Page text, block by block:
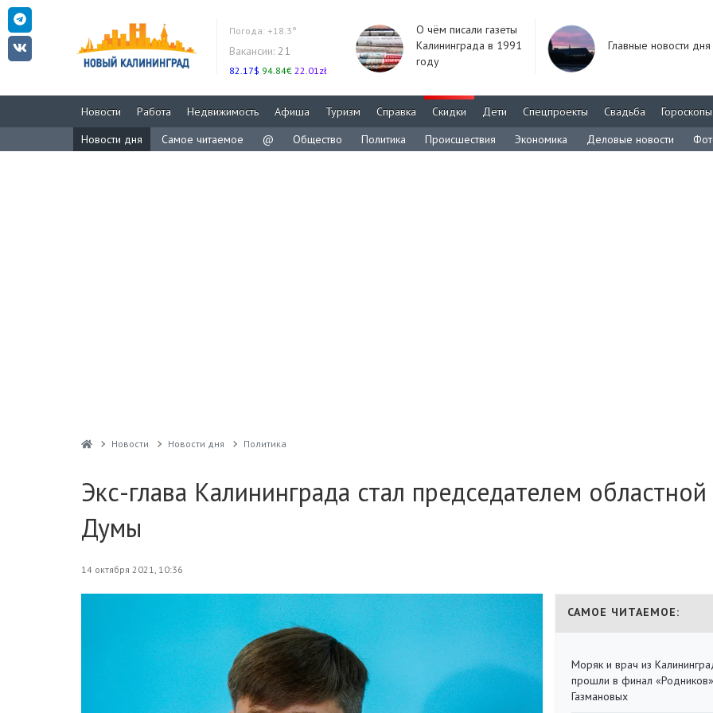
Погода: +18.3°
Вакансии: 21
82.17$ 94.84€ 22.01zł
О чём писали газеты
Калининграда в 1991
году
Главные новости дня
Новости Работа Недвижимость Афиша Туризм Справка Скидки Дети Спецпроекты Свадьба
Гороскопы
Новости дня
Самое читаемое @ Общество Политика Происшествия Экономика Деловые новости
Новости Новости дня Политика
Экс-глава Калининграда стал председателем областной
Думы
14 октября 2021, 10:36
САМОЕ ЧИТАЕМОЕ:
Моряк и врач из
прошли в финал «Родников»
Газмановых